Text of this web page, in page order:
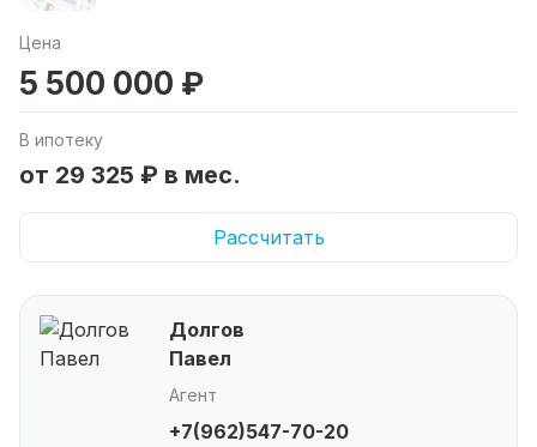
Цена
5 500 000 ₽
В ипотеку
от 29 325 ₽ в мес.
Рассчитать
Долгов
Павел
Агент
+7(962)547-70-20